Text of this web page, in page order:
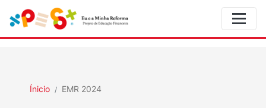
Ínicio EMR 2024